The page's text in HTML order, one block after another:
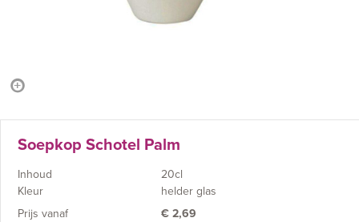
Soepkop Schotel Palm
Inhoud
20cl
Kleur
helder glas
Prijs vanaf
€ 2,69